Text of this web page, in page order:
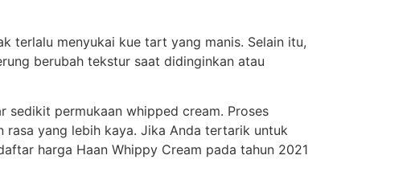
terlalu menyukai kue tart yang manis. Selain itu,
berubah tekstur saat didinginkan atau
sedikit permukaan whipped cream. Proses
rasa yang lebih kaya. Jika Anda tertarik untuk
harga Haan Whippy Cream pada tahun 2021